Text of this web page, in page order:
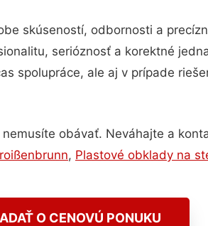
skúseností, odbornosti a
serióznosť a korektné
spolupráce, ale aj v prípade
obávať. Neváhajte a
, Plastové obklady na
O CENOVÚ PONUKU